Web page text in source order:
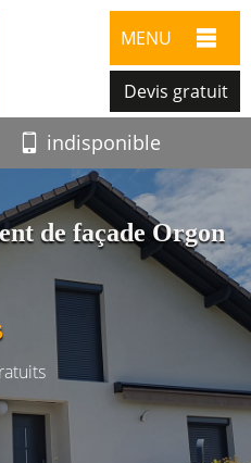
MENU
Devis gratuit
indisponible
de façade Orgon